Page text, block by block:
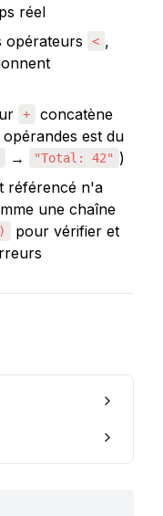
réel
opérateurs < ,
+
concatène
est du
→ "Total: 42" )
référencé n'a
une chaîne
pour vérifier et